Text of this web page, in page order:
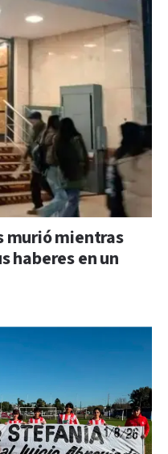
murió mientras
haberes en un